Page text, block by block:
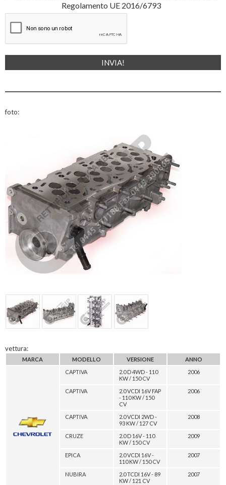
Regolamento UE 2016/6793
foto:
vettura:
MARCA MODELLO VERSIONE
ANNO
CAPTIVA
2.0 D 4WD - 110
KW / 150 CV
2006
CAPTIVA
2.0 VCDI 16V FAP
- 110 KW / 150
CV
2006
CAPTIVA
2.0 VCDI 2WD -
93 KW / 127 CV
2008
CRUZE
2.0 D 16V - 110
KW / 150 CV
2009
EPICA
2.0 VCDI 16V -
110 KW / 150 CV
2007
NUBIRA
2.0 TCDI 16V - 89
KW / 121 CV
2007